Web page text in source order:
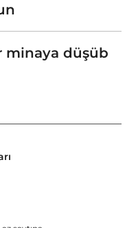
minaya düşüb